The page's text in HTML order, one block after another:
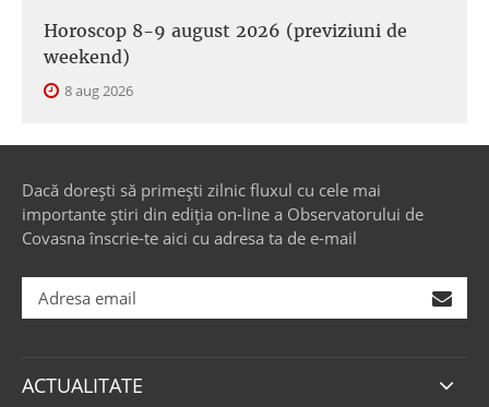
Horoscop 8-9 august 2026 (previziuni de
weekend)
8 aug 2026
Dacă dorești să primești zilnic fluxul cu cele mai
importante știri din ediția on-line a Observatorului de
Covasna înscrie-te aici cu adresa ta de e-mail
ACTUALITATE